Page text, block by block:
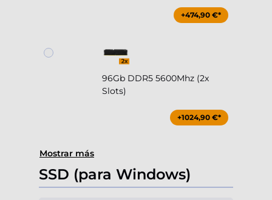
+474,90 €*
96Gb DDR5 5600Mhz (2x
Slots)
+1024,90 €*
Mostrar más
SSD (para Windows)